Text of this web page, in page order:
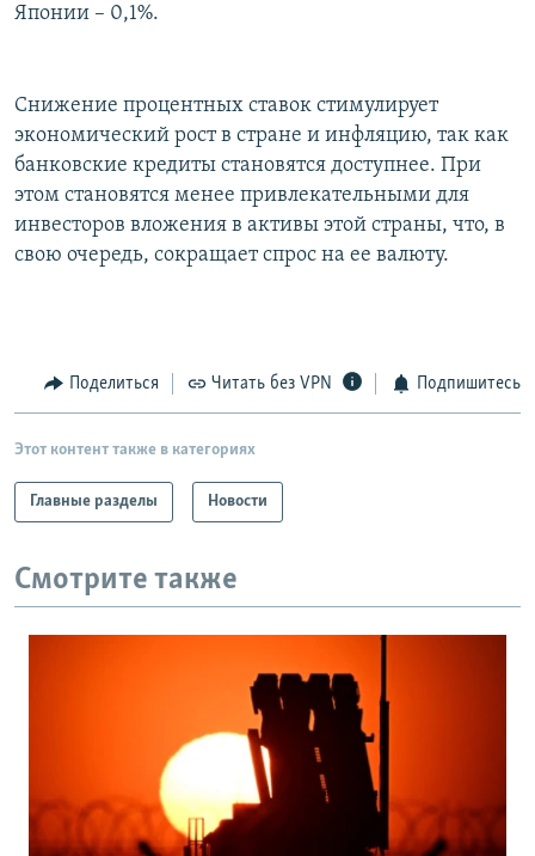
Японии – 0,1%.
Снижение процентных ставок стимулирует
экономический рост в стране и инфляцию, так как
банковские кредиты становятся доступнее. При
этом становятся менее привлекательными для
инвесторов вложения в активы этой страны, что, в
свою очередь, сокращает спрос на ее валюту.
Поделиться Читать без VPN Подпишитесь
Этот контент также в категориях
Главные разделы Новости
Смотрите также